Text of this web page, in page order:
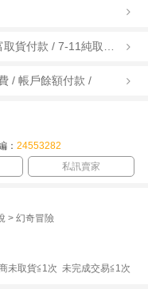
/ 帳戶餘額付款 /
24553282
私訊賣家
> 幻奇冒險
未取貨≦1次 未完成交易≦1次